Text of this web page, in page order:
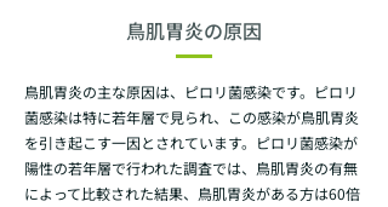
鳥肌胃炎の原因
鳥肌胃炎の主な原因は、ピロリ菌感染です。ピロリ
菌感染は特に若年層で見られ、この感染が鳥肌胃炎
を引き起こす一因とされています。ピロリ菌感染が
陽性の若年層で行われた調査では、鳥肌胃炎の有無
によって比較された結果、鳥肌胃炎がある方は60倍